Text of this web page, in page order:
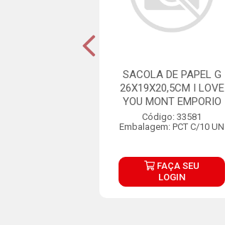
SACOLA DE PAPEL G
26X19X20,5CM I LOVE
YOU MONT EMPORIO
Código: 33581
Embalagem: PCT C/10 UN
FAÇA SEU
LOGIN